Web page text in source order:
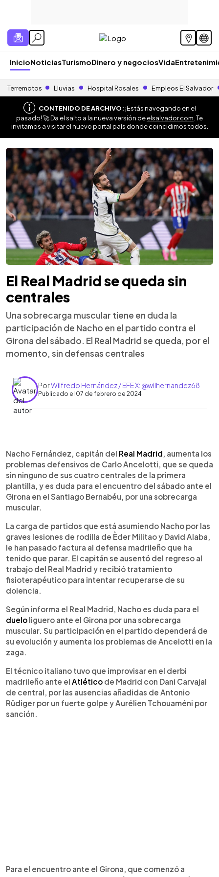
InicioNoticiasTurismoDinero y negociosVida
Terremotos Lluvias Hospital Rosales Empleos El Salvador
CONTENIDO DE ARCHIVO:¡Estás navegando en el
pasado! 🚀 Da el salto a la nueva versión deelsalvador.com . Te
invitamos a visitar el nuevo portal país donde coincidimos todos.
El Real Madrid se queda sin
centrales
Una sobrecarga muscular tiene en duda la
participación de Nacho en el partido contra el
Girona del sábado. El Real Madrid se queda, por el
momento, sin defensas centrales
PorWilfredo Hernández / EFE X: @wilhernandez68
Publicado el 07 de febrero de 2024
► Escuchar artículo
Nacho Fernández, capitán del Real Madrid , aumenta los
problemas defensivos de Carlo Ancelotti, que se queda
sin ninguno de sus cuatro centrales de la primera
plantilla, y es duda para el encuentro del sábado ante el
Girona en el Santiago Bernabéu, por una sobrecarga
muscular.
La carga de partidos que está asumiendo Nacho por las
graves lesiones de rodilla de Èder Militao y David Alaba,
le han pasado factura al defensa madrileño que ha
tenido que parar. El capitán se ausentó del regreso al
trabajo del Real Madrid y recibió tratamiento
fisioterapéutico para intentar recuperarse de su
dolencia.
Según informa el Real Madrid, Nacho es duda para el
duelo liguero ante el Girona por una sobrecarga
muscular. Su participación en el partido dependerá de
su evolución y aumenta los problemas de Ancelotti en la
zaga.
El técnico italiano tuvo que improvisar en el derbi
madrileño ante el Atlético de Madrid con Dani Carvajal
de central, por las ausencias añadidas de Antonio
Rüdiger por un fuerte golpe y Aurélien Tchouaméni por
sanción.
Para el encuentro ante el Girona, que comenzó a